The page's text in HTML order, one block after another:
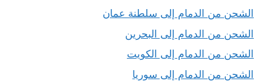
الشحن من الدمام إلى سلطنة عمان
الشحن من الدمام إلى البحرين
الشحن من الدمام إلى الكويت
الشحن من الدمام إلى سوريا